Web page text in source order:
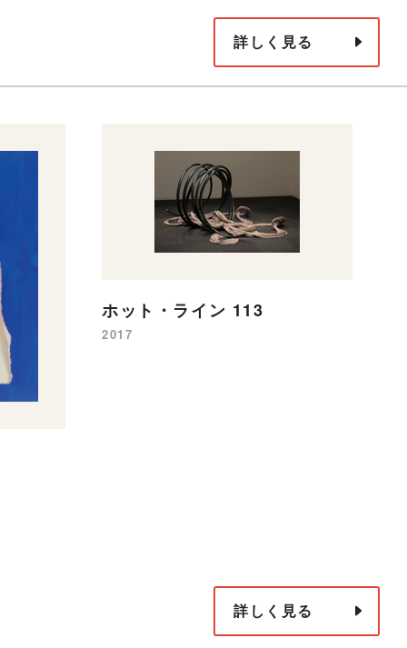
詳しく見る
ホット・ライン 113
2017
詳しく見る